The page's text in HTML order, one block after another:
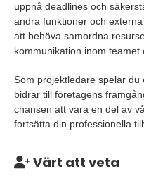
uppnå deadlines och
andra funktioner och
att behöva samordna
kommunikation inom teamet
Som projektledare spelar du
bidrar till företagens
chansen att vara en del av
fortsätta din professionella
Värt att veta